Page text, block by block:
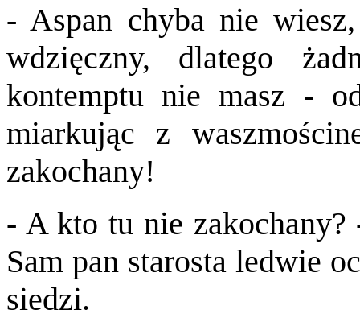
- Aspan chyba nie
wdzięczny, dlatego
kontemptu nie masz -
miarkując z
zakochany!
- A kto tu nie
Sam pan starosta ledwie
siedzi.